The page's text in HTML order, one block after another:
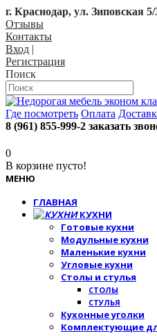
г. Краснодар, ул. Зиповская 5/
Отзывы
Контакты
Вход |
Регистрация
Поиск
Где посмотреть Оплата
8 (961) 855-999-2 заказать
0
В корзине пусто!
МЕНЮ
ГЛАВНАЯ
КУХНИ
Готовые кухни
Модульные кухни
Маленькие кухни
Угловые кухни
Столы и стулья
СТОЛЫ
СТУЛЬЯ
Кухонные уголки
Комплектующие